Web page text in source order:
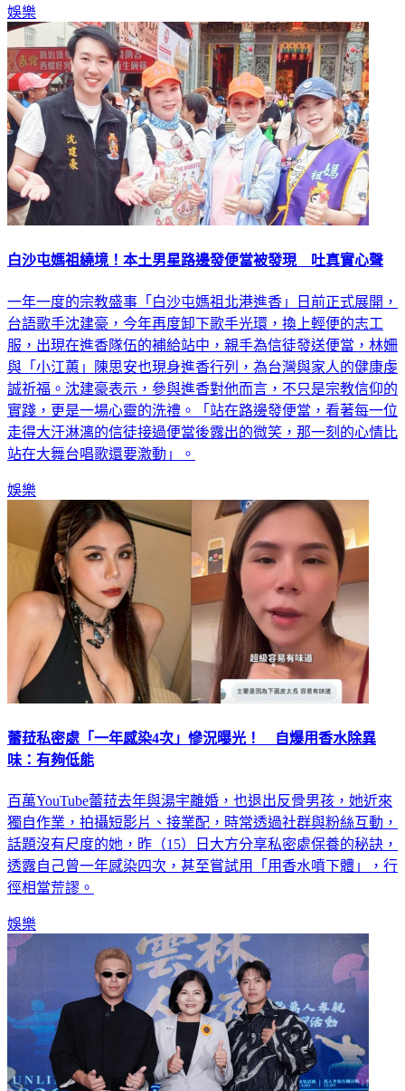
娛樂
白沙屯媽祖繞境！本土男星路邊發便當被發現 吐真實心聲
一年一度的宗教盛事「白沙屯媽祖北港進香」日前正式展開，
台語歌手沈建豪，今年再度卸下歌手光環，換上輕便的志工
服，出現在進香隊伍的補給站中，親手為信徒發送便當，林姍
與「小江蕙」陳思安也現身進香行列，為台灣與家人的健康虔
誠祈福。沈建豪表示，參與進香對他而言，不只是宗教信仰的
實踐，更是一場心靈的洗禮。「站在路邊發便當，看著每一位
走得大汗淋漓的信徒接過便當後露出的微笑，那一刻的心情比
站在大舞台唱歌還要激動」。
娛樂
蕾菈私密處「一年感染4次」慘況曝光！ 自爆用香水除異
味：有夠低能
百萬YouTube蕾菈去年與湯宇離婚，也退出反骨男孩，她近來
獨自作業，拍攝短影片、接業配，時常透過社群與粉絲互動，
話題沒有尺度的她，昨（15）日大方分享私密處保養的秘訣，
透露自己曾一年感染四次，甚至嘗試用「用香水噴下體」，行
徑相當荒謬。
娛樂